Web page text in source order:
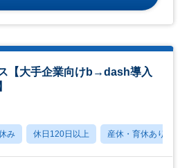
【大手企業向けb→dash導入
み 休日120日以上 産休・育休あり